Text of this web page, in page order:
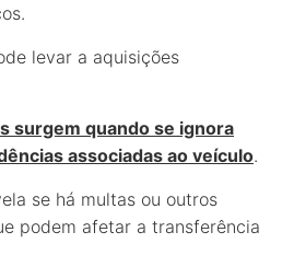
levar a aquisições
surgem quando se ignora
associadas ao veículo.
se há multas ou outros
podem afetar a transferência